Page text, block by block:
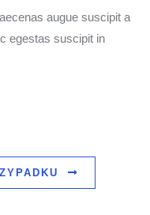
augue suscipit a
egestas suscipit in